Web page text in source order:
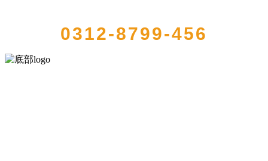
0312-8799-456